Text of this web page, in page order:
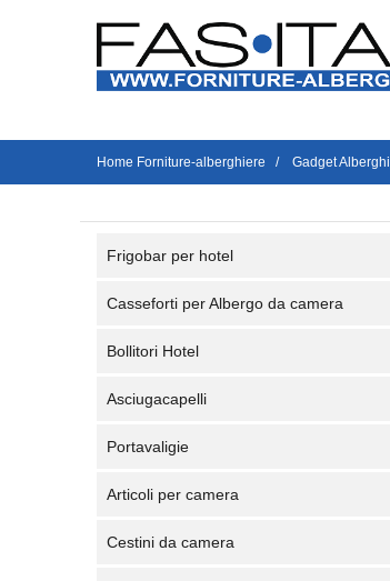
Home Forniture-alberghiere Gadget Alberghi
Frigobar per hotel
Casseforti per Albergo da camera
Bollitori Hotel
Asciugacapelli
Portavaligie
Articoli per camera
Cestini da camera